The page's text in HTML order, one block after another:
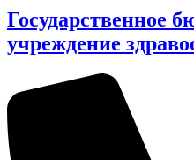
Государственное
учреждение